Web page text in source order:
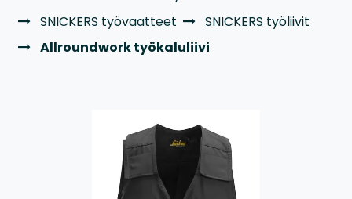
SNICKERS työvaatteet
SNICKERS työliivit
Allroundwork työkaluliivi